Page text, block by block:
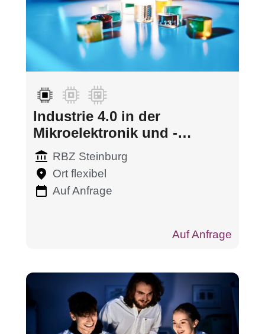
Industrie 4.0 in der
Mikroelektronik und -
systemtechnik
RBZ Steinburg
Ort flexibel
Auf Anfrage
Auf Anfrage